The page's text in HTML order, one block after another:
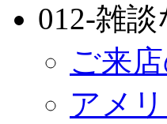
012-雑
ご来
アメ